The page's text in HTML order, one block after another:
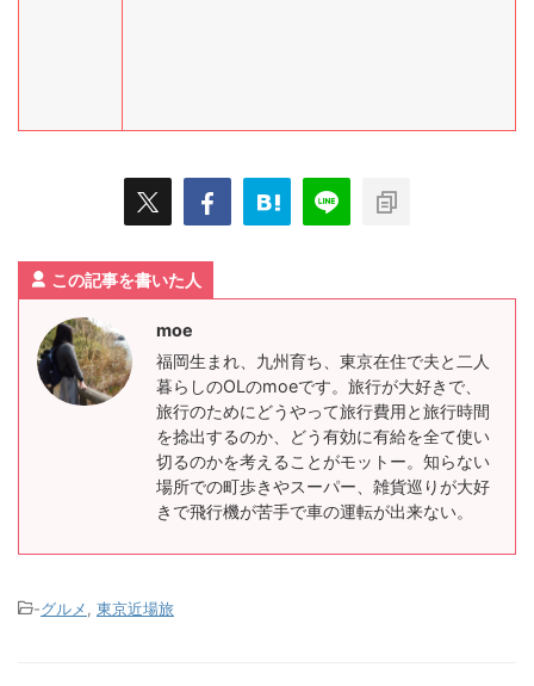
この記事を書いた人
moe
福岡生まれ、九州育ち、東京在住で夫と二人
暮らしのOLのmoeです。旅行が大好きで、
旅行のためにどうやって旅行費用と旅行時間
を捻出するのか、どう有効に有給を全て使い
切るのかを考えることがモットー。知らない
場所での町歩きやスーパー、雑貨巡りが大好
きで飛行機が苦手で車の運転が出来ない。
-グルメ 東京近場旅